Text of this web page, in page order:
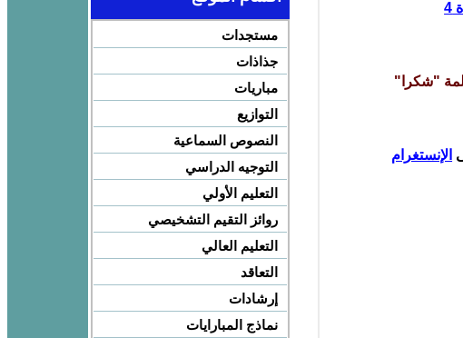
"شكرا"
الإنستغرام
مستجدات
جذاذات
مباريات
التوازيع
النصوص السماعية
التوجيه الدراسي
التعليم الأولي
روائز التقيم التشخيصي
التعليم العالي
التعاقد
إرشادات
نماذج المبارايات